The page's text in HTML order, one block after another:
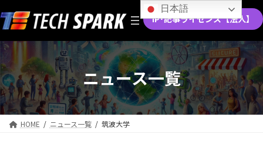
ン
テ
ン
ツ
へ
ス
キ
ッ
プ
ビ
ゲ
ー
シ
ョ
ン
に
移
動
IP･記事ライセンス【法人】
ニュース一覧
HOME ニュース一覧 筑波大学
日本語